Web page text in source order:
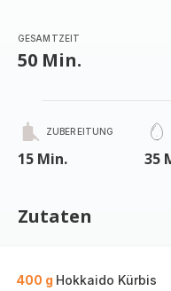
GESAMTZEIT
50 Min.
ZUBEREITUNG
15 Min. 35
Zutaten
400 g Hokkaido Kürbis